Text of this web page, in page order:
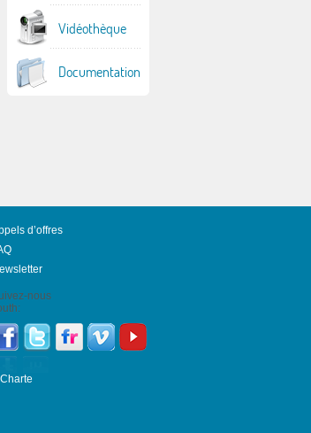
Vidéothèque
Documentation
d’offres
nous
Charte